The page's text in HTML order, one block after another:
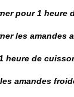
pour 1 heure
les amandes
heure de
les amandes